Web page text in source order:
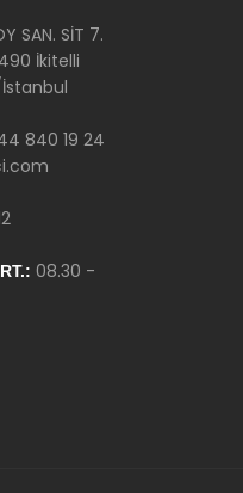
SAN. SİT 7.
İkitelli
840 19 24
08.30 -